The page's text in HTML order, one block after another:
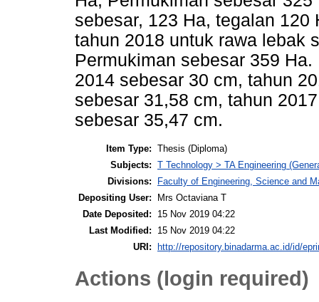
sebesar, 123 Ha, tegalan
tahun 2018 untuk rawa lebak
Permukiman sebesar 359
2014 sebesar 30 cm, tahun
sebesar 31,58 cm, tahun
sebesar 35,47 cm.
Item Type: Thesis (Diploma)
Subjects: T Technology > TA Engineering
Divisions:
Faculty of Engineering, Science and
Depositing User:
Mrs Octaviana T
Date Deposited:
15 Nov 2019 04:22
Last Modified:
15 Nov 2019 04:22
URI:
http://repository.binadarma.ac.id/id/
Actions (login required)